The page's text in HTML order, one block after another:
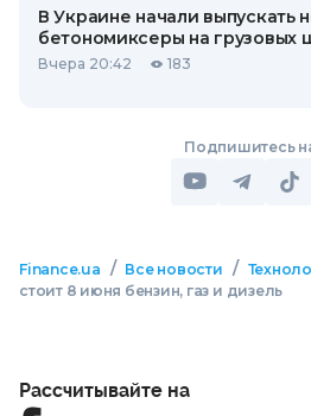
В Украине начали выпускать
бетономиксеры на грузовых
Вчера 20:42 183
Подпишитесь
Finance.ua / Все новости /
стоит 8 июня бензин, газ и дизель
Рассчитывайте на